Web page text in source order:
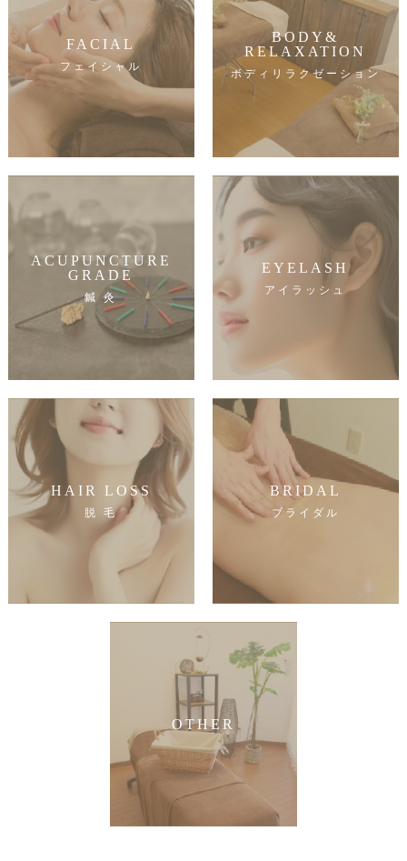
FACIAL
フェイシャル
BODY&
RELAXATION
ボディリラクゼーション
ACUPUNCTURE
GRADE
鍼 灸
EYELASH
アイラッシュ
HAIR LOSS
脱 毛
BRIDAL
ブライダル
OTHER